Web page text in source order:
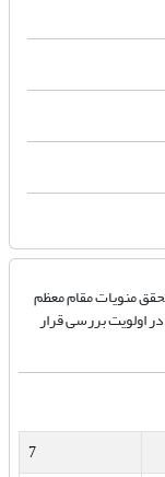
منویات مقام معظم
رهبری (مدّ ظلّه‌العالی)، مقالات مرتبط با شعار سال 1405 در اولویت بررسی قرار
7